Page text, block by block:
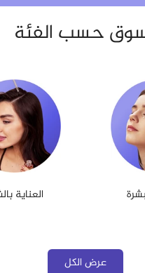
حسب الفئة
ماكياج
عرض الكل